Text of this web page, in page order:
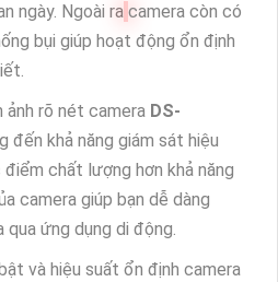
ngày. Ngoài ra camera còn có
bụi giúp hoạt động ổn định
ảnh rõ nét camera DS-
đến khả năng giám sát hiệu
chất lượng hơn khả năng
camera giúp bạn dễ dàng
ứng dụng di động.
và hiệu suất ổn định camera